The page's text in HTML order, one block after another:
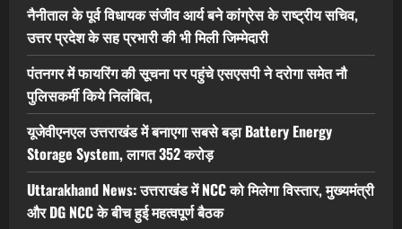
नैनीताल के पूर्व विधायक संजीव आर्य बने कांग्रेस के राष्ट्रीय सचिव,
उत्तर प्रदेश के सह प्रभारी की भी मिली जिम्मेदारी
पंतनगर में फायरिंग की सूचना पर पहुंचे एसएसपी ने दरोगा समेत नौ
पुलिसकर्मी किये निलंबित,
यूजेवीएनएल उत्तराखंड में बनाएगा सबसे बड़ा Battery Energy
Storage System, लागत 352 करोड़
Uttarakhand News: उत्तराखंड में NCC को मिलेगा विस्तार, मुख्यमंत्री
और DG NCC के बीच हुई महत्वपूर्ण बैठक